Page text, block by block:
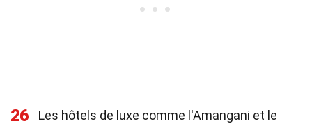
26
Les hôtels de luxe comme l'Amangani et le